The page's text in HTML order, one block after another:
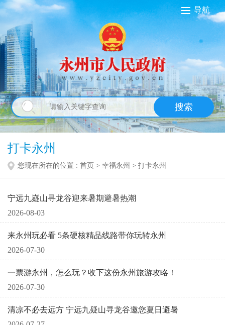
导航
搜索
打卡永州
您现在所在的位置 : 首页 > 幸福永州 > 打卡永州
宁远九嶷山寻龙谷迎来暑期避暑热潮
2026-08-03
来永州玩必看 5条硬核精品线路带你玩转永州
2026-07-30
一票游永州，怎么玩？收下这份永州旅游攻略！
2026-07-30
清凉不必去远方 宁远九疑山寻龙谷邀您夏日避暑